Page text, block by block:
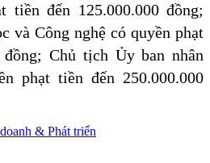
tiền đến 125.000.000 đồng;
và Công nghệ có quyền phạt
đồng; Chủ tịch Ủy ban nhân
phạt tiền đến 250.000.000
& Phát triển